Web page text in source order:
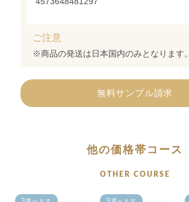
ご注意
※商品の発送は日本国内のみとなります。
無料サンプル請求
他の価格帯コース
OTHER COURSE